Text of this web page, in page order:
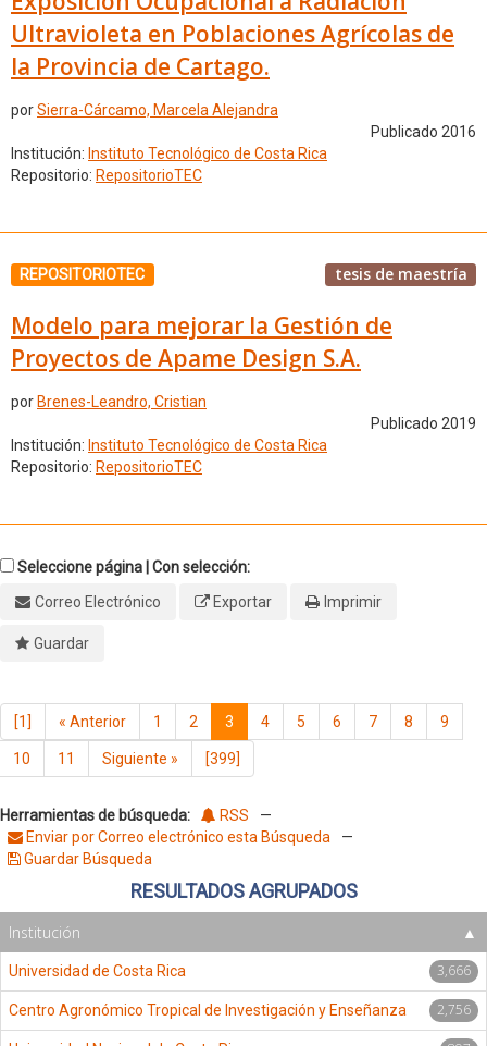
Ultravioleta en Poblaciones Agrícolas de
la Provincia de Cartago.
porSierra-Cárcamo, Marcela Alejandra
Publicado 2016
Institución: Instituto Tecnológico de Costa Rica
Repositorio: RepositorioTEC
REPOSITORIOTEC tesis de maestría
Modelo para mejorar la Gestión de
Proyectos de Apame Design S.A.
por Brenes-Leandro, Cristian
Publicado 2019
Institución: Instituto Tecnológico de Costa Rica
Repositorio: RepositorioTEC
Seleccione página | Con selección:
Correo Electrónico
Exportar Imprimir
Guardar
[1] « Anterior 1 2 3 4 5 6 7 8 9
10 11 Siguiente » [399]
Herramientas de búsqueda: RSS
—
Enviar por Correo electrónico esta Búsqueda
—
Guardar Búsqueda
RESULTADOS AGRUPADOS
Institución
Universidad de Costa Rica 3,666
Centro Agronómico Tropical de Investigación y Enseñanza 2,756